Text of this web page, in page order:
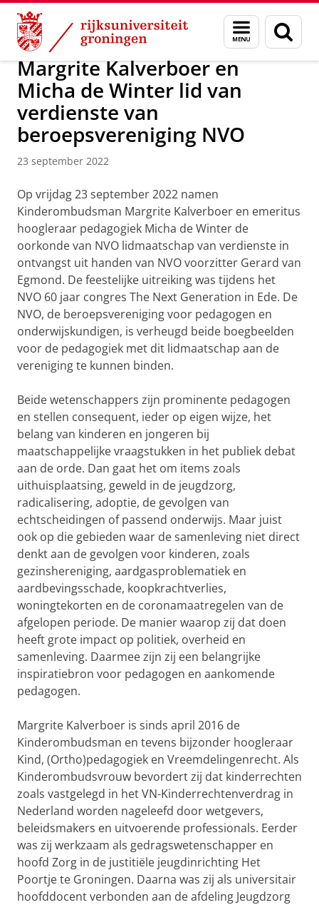
Skip
Content
Skip
Navigation
Menu
en
zoeken
Over ons Actueel Nieuws
Margrite Kalverboer en
Micha de Winter lid van
verdienste van
beroepsvereniging NVO
23 september 2022
Op vrijdag 23 september 2022 namen
Kinderombudsman Margrite Kalverboer en emeritus
hoogleraar pedagogiek Micha de Winter de
oorkonde van NVO lidmaatschap van verdienste in
ontvangst uit handen van NVO voorzitter Gerard van
Egmond. De feestelijke uitreiking was tijdens het
NVO 60 jaar congres The Next Generation in Ede. De
NVO, de beroepsvereniging voor pedagogen en
onderwijskundigen, is verheugd beide boegbeelden
voor de pedagogiek met dit lidmaatschap aan de
vereniging te kunnen binden.
Beide wetenschappers zijn prominente pedagogen
en stellen consequent, ieder op eigen wijze, het
belang van kinderen en jongeren bij
maatschappelijke vraagstukken in het publiek debat
aan de orde. Dan gaat het om items zoals
uithuisplaatsing, geweld in de jeugdzorg,
radicalisering, adoptie, de gevolgen van
echtscheidingen of passend onderwijs. Maar juist
ook op die gebieden waar de samenleving niet direct
denkt aan de gevolgen voor kinderen, zoals
gezinshereniging, aardgasproblematiek en
aardbevingsschade, koopkrachtverlies,
woningtekorten en de coronamaatregelen van de
afgelopen periode. De manier waarop zij dat doen
heeft grote impact op politiek, overheid en
samenleving. Daarmee zijn zij een belangrijke
inspiratiebron voor pedagogen en aankomende
pedagogen.
Margrite Kalverboer is sinds april 2016 de
Kinderombudsman en tevens bijzonder hoogleraar
Kind, (Ortho)pedagogiek en Vreemdelingenrecht. Als
Kinderombudsvrouw bevordert zij dat kinderrechten
zoals vastgelegd in het VN-Kinderrechtenverdrag in
Nederland worden nageleefd door wetgevers,
beleidsmakers en uitvoerende professionals. Eerder
was zij werkzaam als gedragswetenschapper en
hoofd Zorg in de justitiële jeugdinrichting Het
Poortje te Groningen. Daarna was zij als universitair
hoofddocent verbonden aan de afdeling Jeugdzorg